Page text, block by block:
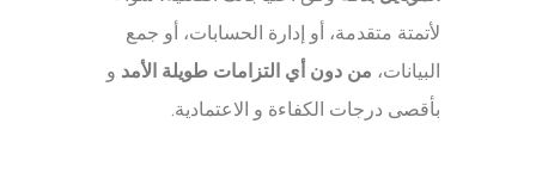
لأتمتة متقدمة، أو إدارة الحسابات، أو جمع
البيانات، من دون أي التزامات طويلة الأمد و
بأقصى درجات الكفاءة و الاعتمادية.